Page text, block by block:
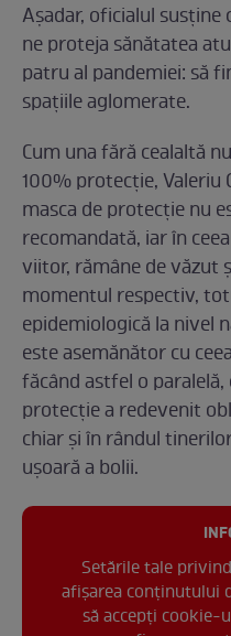
Așadar, oficialul susține
ne proteja sănătatea
patru al pandemiei: să
spațiile aglomerate.
Cum una fără cealaltă
100% protecție, Valeriu
masca de protecție nu
recomandată, iar în
viitor, rămâne de văzut
momentul respectiv,
epidemiologică la nivel
este asemănător cu
făcând astfel o paralelă,
protecție a redevenit
chiar și în rândul
ușoară a bolii.
Setările tale
afișarea conținutului
să accepți cookie-